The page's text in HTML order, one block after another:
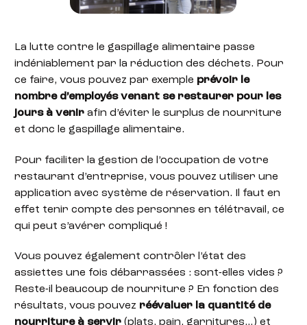
La lutte contre le gaspillage alimentaire passe
indéniablement par la réduction des déchets. Pour
ce faire, vous pouvez par exemple prévoir le
nombre d’employés venant se restaurer pour les
jours à venir afin d’éviter le surplus de nourriture
et donc le gaspillage alimentaire.
Pour faciliter la gestion de l’occupation de votre
restaurant d’entreprise, vous pouvez utiliser une
application avec système de réservation. Il faut en
effet tenir compte des personnes en télétravail, ce
qui peut s’avérer compliqué !
Vous pouvez également contrôler l’état des
assiettes une fois débarrassées : sont-elles vides ?
Reste-il beaucoup de nourriture ? En fonction des
résultats, vous pouvez réévaluer la quantité de
nourriture à servir (plats, pain, garnitures…) et